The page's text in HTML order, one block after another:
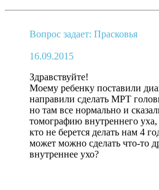
Вопрос задает: Прасковья
16.09.2015
Здравствуйте!
Моему ребенку поставили
направили сделать МРТ
но там все нормально и
томографию внутреннего
кто не берется делать нам 4
может можно сделать что-то
внутреннее ухо?